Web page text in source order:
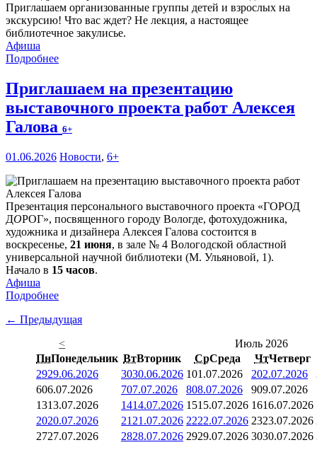
Приглашаем организованные группы детей и взрослых на
экскурсию! Что вас ждет? Не лекция, а настоящее
библиотечное закулисье.
Афиша
Подробнее
Приглашаем на презентацию
выставочного проекта работ Алексея
Галова 6+
01.06.2026 Новости, 6+
Презентация персонального выставочного проекта «ГОРОД
ДОРОГ», посвященного городу Вологде, фотохудожника,
художника и дизайнера Алексея Галова состоится в
воскресенье, 21 июня, в зале № 4 Вологодской областной
универсальной научной библиотеки (М. Ульяновой, 1).
Начало в 15 часов.
Афиша
Подробнее
← Предыдущая
<
Июль 2026
ПнПонедельник ВтВторник СрСреда ЧтЧетверг
2929.06.2026 3030.06.2026 101.07.2026 202.07.2026
606.07.2026 707.07.2026 808.07.2026 909.07.2026
1313.07.2026 1414.07.2026 1515.07.2026 1616.07.2026
2020.07.2026 21 21.07.2026 2222.07.2026 2323.07.2026
2727.07.2026 2828.07.2026 2929.07.2026 3030.07.2026